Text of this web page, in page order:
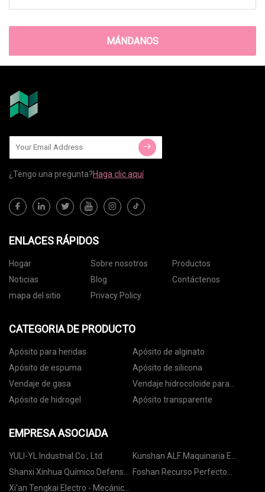
MÁNDANOS
¿Tengo una pregunta?Haga clic aquí
ENLACES RÁPIDOS
Hogar Sobre nosotros
Productos
Noticias
Blog
Contáctenos
mapa del sitio
Privacy Policy
CATEGORIA DE PRODUCTO
Apósito para heridas
Apósito de alginato
Apósito de espuma
Apósito de silicona
Vendaje de gasa
Vendaje hidrocoloide para
heridas
Apósito de hidrogel Apósito transparente
EMPRESA ASOCIADA
YULI-YL Industrial Co., Ltd
Kunshan ALF Maquinaria E
Instrumento Co., Ltd
Shanxi Xinhua Químico Defensa
Equipo Investigación instituto
Foshan Recurso Perfecto
Xi'an Tengkai Electro - Mecánico